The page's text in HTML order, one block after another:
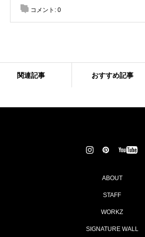
コメント: 0
関連記事 おすすめ記事
ABOUT
STAFF
WORKZ
SIGNATURE WALL